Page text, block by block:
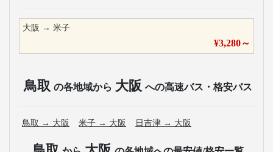
大阪 → 米子
¥3,280～
鳥取 の各地域から 大阪 への高速バス・格安バス
鳥取 → 大阪 米子 → 大阪 日吉津 → 大阪